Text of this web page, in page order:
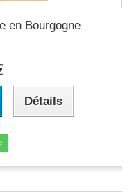
en Bourgogne
Détails